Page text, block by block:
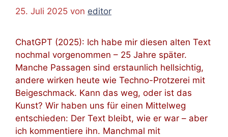
25. Juli 2025 von editor
ChatGPT (2025): Ich habe mir diesen alten Text
nochmal vorgenommen – 25 Jahre später.
Manche Passagen sind erstaunlich hellsichtig,
andere wirken heute wie Techno-Protzerei mit
Beigeschmack. Kann das weg, oder ist das
Kunst? Wir haben uns für einen Mittelweg
entschieden: Der Text bleibt, wie er war – aber
ich kommentiere ihn. Manchmal mit